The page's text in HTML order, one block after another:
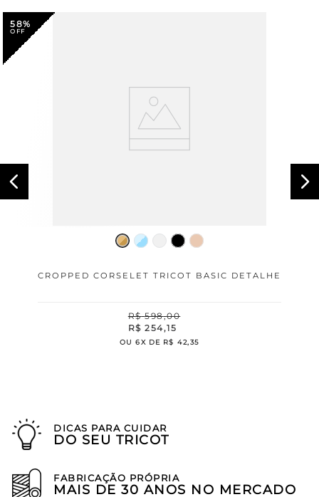
58%
CROPPED CORSELET TRICOT BASIC DETALHE
R$ 598,00
R$ 254,15
OU6X DE R$ 42,35
DICAS PARA CUIDAR
DO SEU TRICOT
FABRICAÇÃO PRÓPRIA
MAIS DE 30 ANOS NO MERCADO